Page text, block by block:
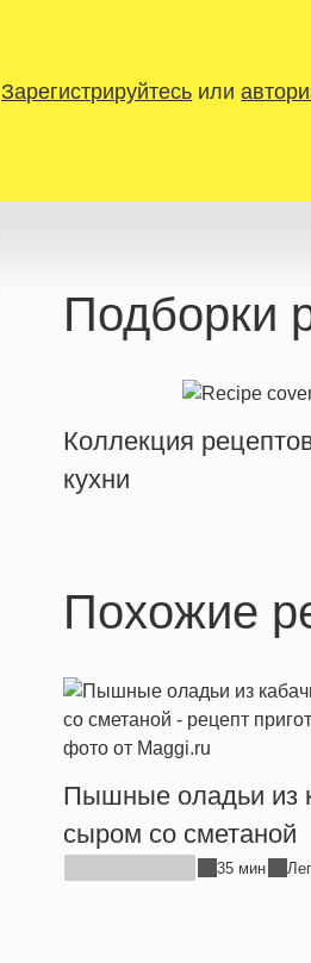
Зарегистрируйтесьили
Подборки
Коллекция
кухни
Похожие
Пышные оладьи из
сыром со сметаной
35 мин